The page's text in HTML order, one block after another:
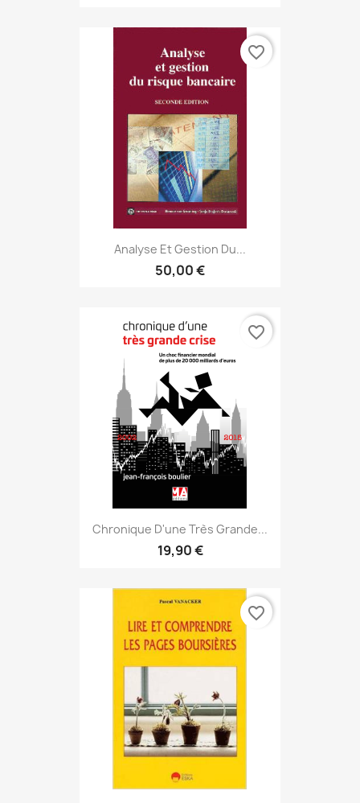
Analyse Et Gestion Du...
50,00 €
favorite_border
Chronique D'une Très Grande...
19,90 €
favorite_border
favorite_border